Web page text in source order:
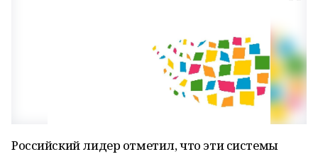
Российский лидер отметил, что эти системы